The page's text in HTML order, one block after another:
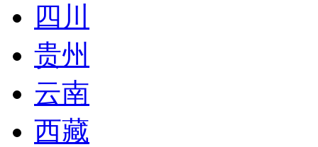
四川
贵州
云南
西藏